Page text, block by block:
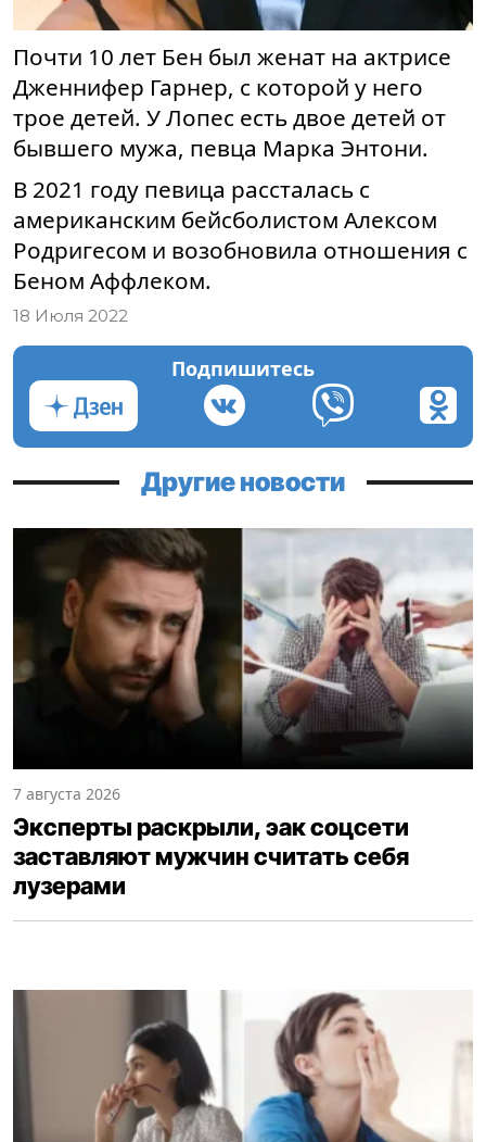
Почти 10 лет Бен был женат на актрисе
Дженнифер Гарнер, с которой у него
трое детей. У Лопес есть двое детей от
бывшего мужа, певца Марка Энтони.
В 2021 году певица рассталась с
американским бейсболистом Алексом
Родригесом и возобновила отношения с
Беном Аффлеком.
18 Июля 2022
Подпишитесь
Другие новости
7 августа 2026
Эксперты раскрыли, эак соцсети
заставляют мужчин считать себя
лузерами